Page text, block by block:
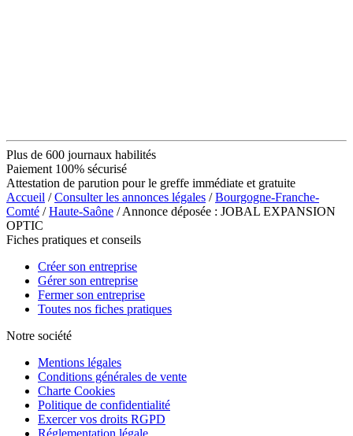
Plus de 600 journaux habilités
Paiement 100% sécurisé
Attestation de parution pour le greffe immédiate et gratuite
Accueil /Consulter les annonces légales /Bourgogne-Franche-
Comté /Haute-Saône / Annonce déposée : JOBAL EXPANSION
OPTIC
Fiches pratiques et conseils
Créer son entreprise
Gérer son entreprise
Fermer son entreprise
Toutes nos fiches pratiques
Notre société
Mentions légales
Conditions générales de vente
Charte Cookies
Politique de confidentialité
Exercer vos droits RGPD
Réglementation légale